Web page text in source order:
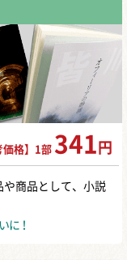
価格】1部 341 円
や商品として、小説
に！